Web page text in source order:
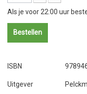
Als je voor 22:00 uur
Bestellen
ISBN
Uitgever